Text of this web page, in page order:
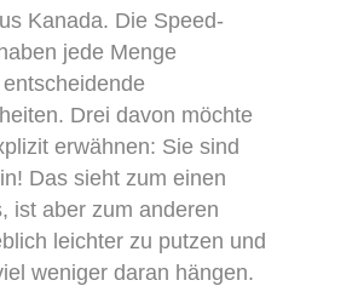
Kanada. Die Speed-
jede Menge
Drei davon möchte
erwähnen: Sie sind
Das sieht zum einen
ist aber zum anderen
leichter zu putzen und
weniger daran hängen.